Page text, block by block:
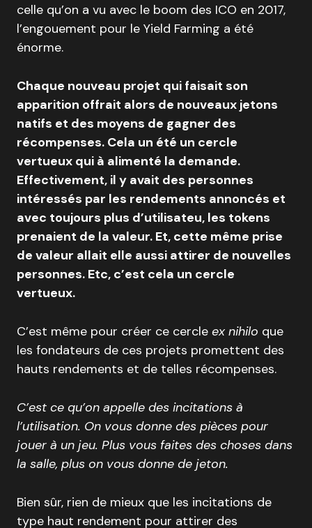
celle qu’on a vu avec le boom des ICO en 2017,
l’engouement pour le Yield Farming a été
énorme.
Chaque nouveau projet qui faisait son
apparition offrait alors de nouveaux jetons
natifs et des moyens de gagner des
récompenses. Cela un été un cercle
vertueux qui à alimenté la demande.
Effectivement, il y avait des personnes
intéressés par les rendements annoncés et
avec toujours plus d’utilisateu, les tokens
prenaient de la valeur. Et, cette même prise
de valeur allait elle aussi attirer de nouvelles
personnes. Etc, c’est cela un cercle
vertueux.
C’est même pour créer ce cercle ex nihilo que
les fondateurs de ces projets promettent des
hauts rendements et de telles récompenses.
C’est ce qu’on appelle des incitations à
l’utilisation. On vous donne des pièces pour
jouer à un jeu. Plus vous faites des choses dans
la salle, plus on vous donne de jeton.
Bien sûr, rien de mieux que les incitations de
type haut rendement pour attirer des